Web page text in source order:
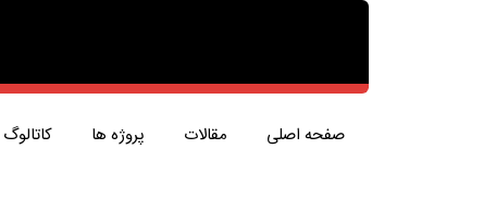
صفحه اصلی مقالات پروژه ها کاتالوگ